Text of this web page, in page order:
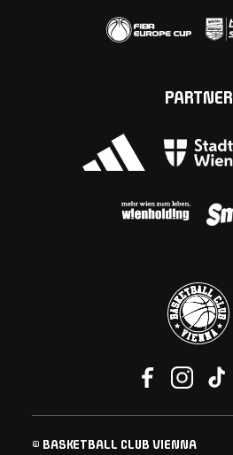
PARTNER
© BASKETBALL CLUB VIENNA